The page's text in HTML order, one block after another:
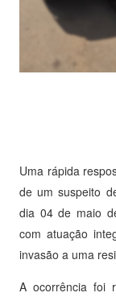
Uma rápida
de um suspeito
dia 04 de maio
com atuação
invasão a uma
A ocorrência foi